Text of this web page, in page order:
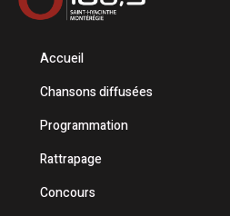
Accueil
Chansons diffusées
Programmation
Rattrapage
Concours